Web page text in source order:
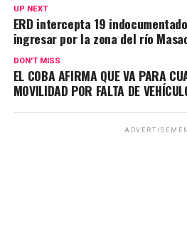
UP NEXT
ERD intercepta 19
ingresar por la zona del río
DON'T MISS
EL COBA AFIRMA QUE VA PARA
MOVILIDAD POR FALTA DE